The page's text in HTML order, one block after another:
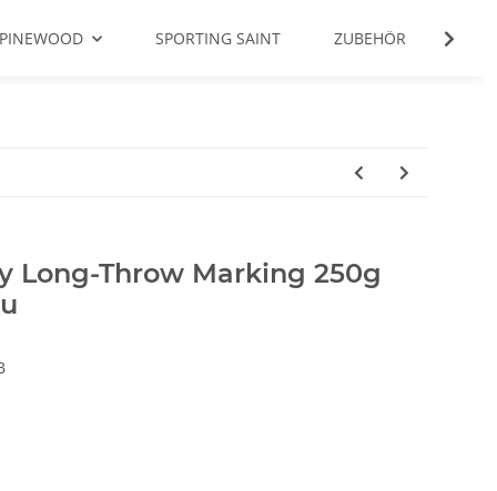
PINEWOOD SPORTING SAINT ZUBEHÖR
Long-Throw Marking 250g